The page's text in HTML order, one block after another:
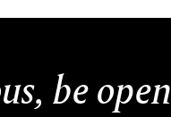
be open